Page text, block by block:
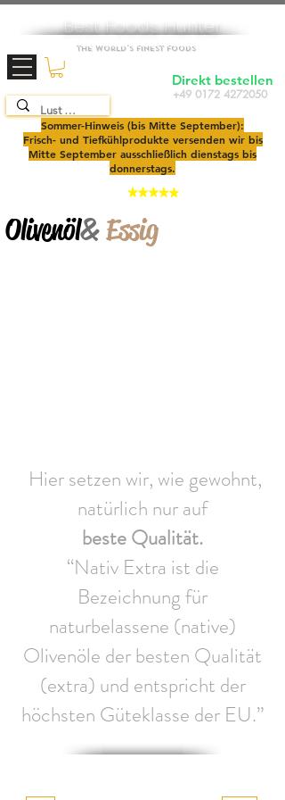
Best Foods Hunter
The World's Finest Foods
+49 0172 4272050
Direkt bestellen
Sommer-Hinweis (bis Mitte September):
Frisch- und Tiefkühlprodukte versenden wir bis
Mitte September ausschließlich dienstags bis
donnerstags.
Olivenöl&Essig
Hier setzen wir, wie gewohnt,
natürlich nur auf
beste Qualität.
“Nativ Extra ist die
Bezeichnung für
naturbelassene (native)
Olivenöle der besten Qualität
(extra) und entspricht der
höchsten Güteklasse der EU.”